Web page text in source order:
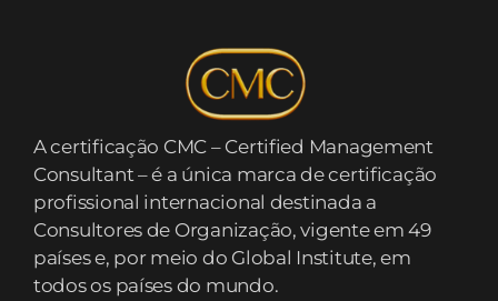
A certificação CMC – Certified Management
Consultant – é a única marca de certificação
profissional internacional destinada a
Consultores de Organização, vigente em 49
países e, por meio do Global Institute, em
todos os países do mundo.